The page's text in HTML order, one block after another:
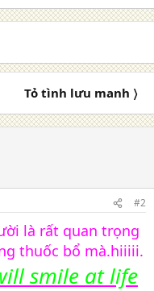
Tỏ tình lưu manh 〉
#2
là rất quan trọng
thuốc bổ mà.hiiiii.
smile at life